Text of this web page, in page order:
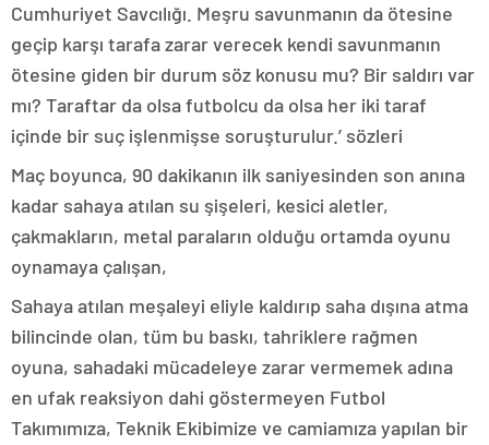
Cumhuriyet Savcılığı. Meşru savunmanın da ötesine
geçip karşı tarafa zarar verecek kendi savunmanın
ötesine giden bir durum söz konusu mu? Bir saldırı var
mı? Taraftar da olsa futbolcu da olsa her iki taraf
içinde bir suç işlenmişse soruşturulur.’ sözleri
Maç boyunca, 90 dakikanın ilk saniyesinden son anına
kadar sahaya atılan su şişeleri, kesici aletler,
çakmakların, metal paraların olduğu ortamda oyunu
oynamaya çalışan,
Sahaya atılan meşaleyi eliyle kaldırıp saha dışına atma
bilincinde olan, tüm bu baskı, tahriklere rağmen
oyuna, sahadaki mücadeleye zarar vermemek adına
en ufak reaksiyon dahi göstermeyen Futbol
Takımımıza, Teknik Ekibimize ve camiamıza yapılan bir